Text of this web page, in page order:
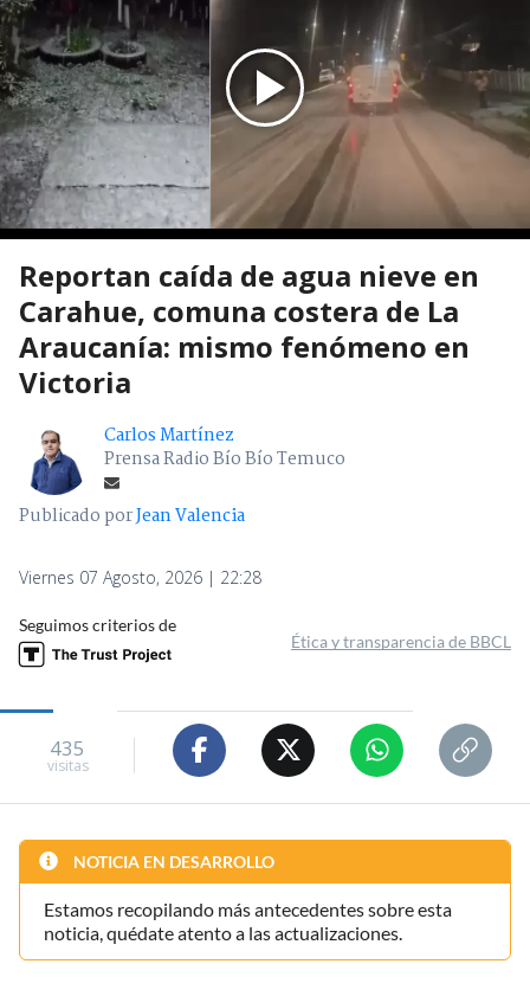
Reportan caída de agua nieve en
Carahue, comuna costera de La
Araucanía: mismo fenómeno en
Victoria
Carlos Martínez
Prensa Radio Bío Bío Temuco
Publicado porJean Valencia
Viernes 07 Agosto, 2026 | 22:28
Seguimos criterios de
Ética y transparencia de BBCL
435
visitas
NOTICIA EN DESARROLLO
Estamos recopilando más antecedentes sobre esta
noticia, quédate atento a las actualizaciones.